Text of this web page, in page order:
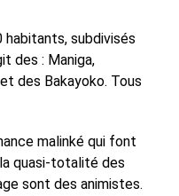
habitants, subdivisés
des : Maniga,
des Bakayoko. Tous
malinké qui font
quasi-totalité des
sont des animistes.